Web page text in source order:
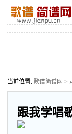
当前位置: 歌谱简谱网 >
跟我学唱